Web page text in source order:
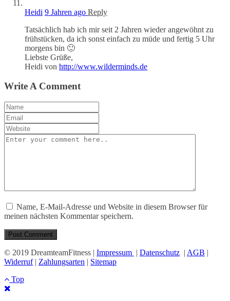
Heidi 9 Jahren ago Reply
Tatsächlich hab ich mir seit 2 Jahren wieder angewöhnt zu
frühstücken, da ich sonst einfach zu müde und fertig 5 Uhr
morgens bin 🙂
Liebste Grüße,
Heidi von http://www.wilderminds.de
Write A Comment
Name, E-Mail-Adresse und Website in diesem Browser für
meinen nächsten Kommentar speichern.
© 2019 DreamteamFitness | Impressum | Datenschutz | AGB |
Widerruf| Zahlungsarten | Sitemap
Top